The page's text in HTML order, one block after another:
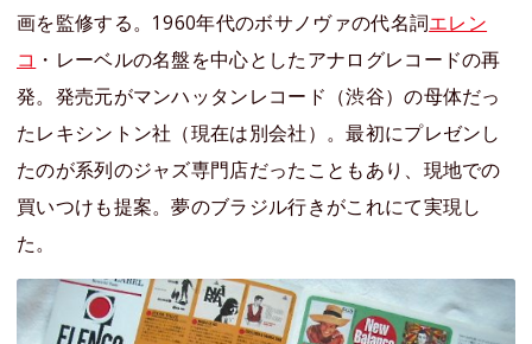
画を監修する。1960年代のボサノヴァの代名詞エレン
コ ・レーベルの名盤を中心としたアナログレコードの再
発。発売元がマンハッタンレコード（渋谷）の母体だっ
たレキシントン社（現在は別会社）。最初にプレゼンし
たのが系列のジャズ専門店だったこともあり、現地での
買いつけも提案。夢のブラジル行きがこれにて実現し
た。